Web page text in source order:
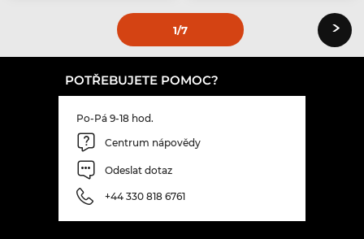
1/7 ›
POTŘEBUJETE POMOC?
Po-Pá 9-18 hod.
Centrum nápovědy
Odeslat dotaz
+44 330 818 6761